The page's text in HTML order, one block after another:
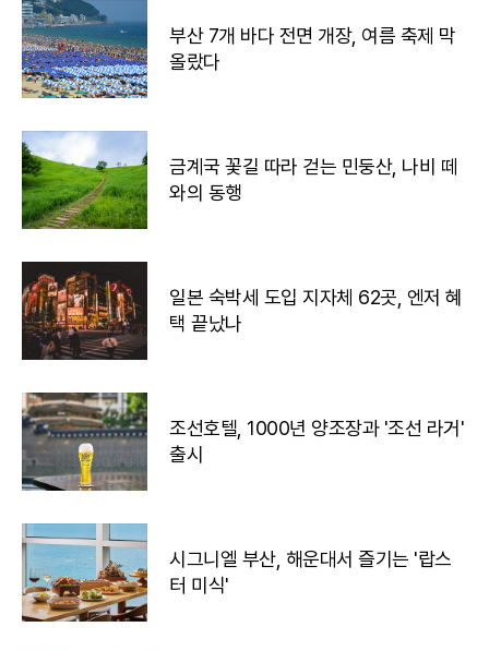
부산 7개 바다 전면 개장, 여름 축제 막
올랐다
금계국 꽃길 따라 걷는 민둥산, 나비 떼
와의 동행
일본 숙박세 도입 지자체 62곳, 엔저 혜
택 끝났나
조선호텔, 1000년 양조장과 '조선 라거'
출시
시그니엘 부산, 해운대서 즐기는 '랍스
터 미식'